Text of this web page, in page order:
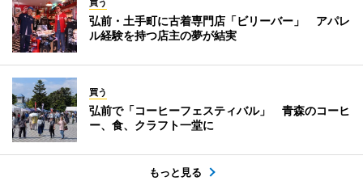
買う
弘前・土手町に古着専門店「ビリーバー」 アパレ
ル経験を持つ店主の夢が結実
買う
弘前で「コーヒーフェスティバル」 青森のコーヒ
ー、食、クラフト一堂に
もっと見る